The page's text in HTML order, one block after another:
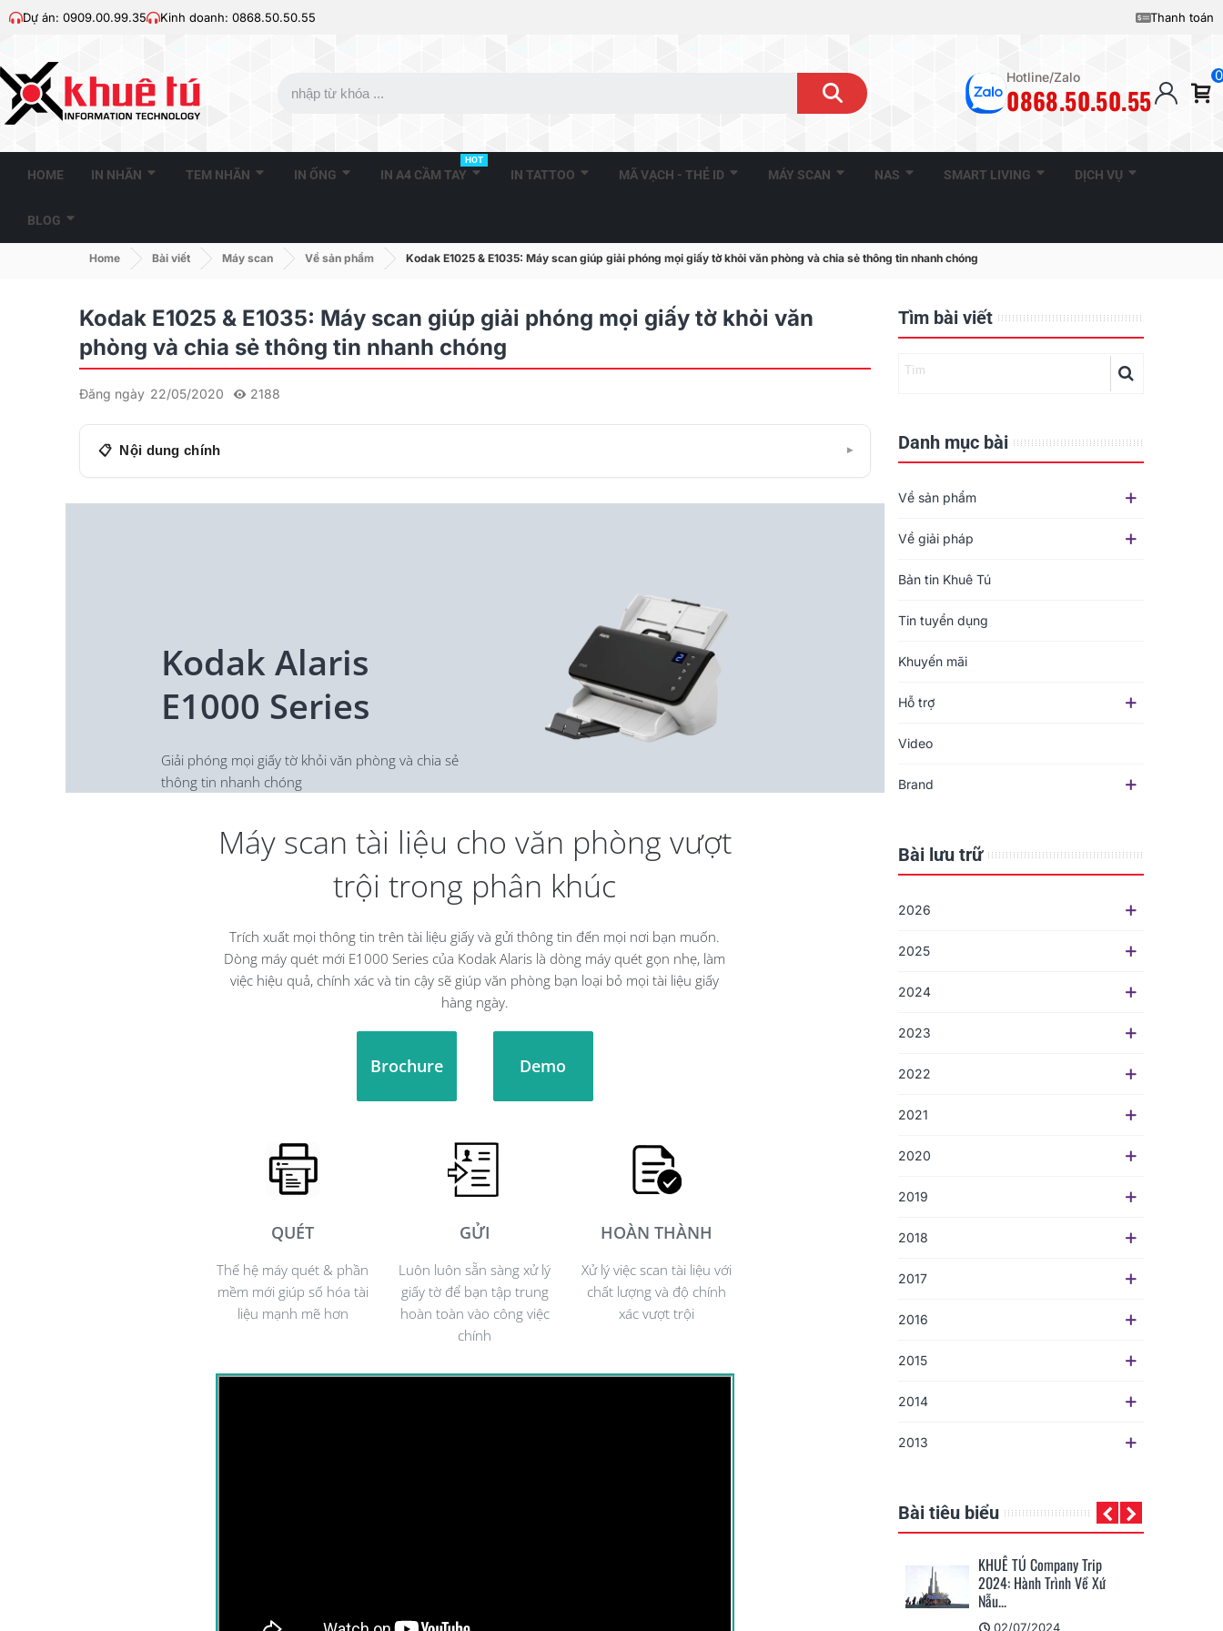
Dự án: 0909.00.99.35 Kinh doanh: 0868.50.50.55 Thanh toán
Hotline/Zalo
0868.50.50.55
0
HOME IN NHÃN TEM NHÃN IN ỐNG IN A4 CẦM TAY
HOT
IN TATTOO MÃ VẠCH - THẺ ID MÁY SCAN NAS SMART LIVING DỊCH VỤ
BLOG
Home Bài viết Máy scan Về sản phẩm Kodak E1025 & E1035: Máy scan giúp giải phóng mọi giấy tờ khỏi văn phòng và chia sẻ thông tin nhanh chóng
Tìm bài viết
Danh mục bài
Về sản phẩm
Về giải pháp
Bản tin Khuê Tú
Tin tuyển dụng
Khuyến mãi
Hỗ trợ
Video
Brand
Bài lưu trữ
2026
2025
2024
2023
2022
2021
2020
2019
2018
2017
2016
2015
2014
2013
Bài tiêu biểu
KHUÊ TÚ Company Trip
2024: Hành Trình Về Xứ
Nẫu...
02/07/2024
Kodak E1025 & E1035: Máy scan giúp giải phóng mọi giấy tờ khỏi văn
phòng và chia sẻ thông tin nhanh chóng
Đăng ngày 22/05/2020 2188
Nội dung chính ▾
HOÀN THÀNH
Công nghệ vượt trội
Khởi động cực nhanh
Alaris Smart Touch - Scan với 1 nút nhấn
Tăng năng suất làm việc
Chất lượng hình ảnh & độ chính xác tuyệt đối
07 điểm nổi bật của E1000 Series
(1) Đèn hiển thị lớn và trực quan cho phép bạn theo dõi đến 09 chế độ quét được cài đặt sẵn.
(2) Quét tài liệu nhanh chóng với tốc độ quét lên đến 35 ppm (tờ/phút), khay nạp tài liệu 40 tờ/lần nạp và khả
Kodak Alaris
E1000 Series
Giải phóng mọi giấy tờ khỏi văn phòng và chia sẻ
thông tin nhanh chóng
Máy scan tài liệu cho văn phòng vượt
trội trong phân khúc
Trích xuất mọi thông tin trên tài liệu giấy và gửi thông tin đến mọi nơi bạn muốn.
Dòng máy quét mới E1000 Series của Kodak Alaris là dòng máy quét gọn nhẹ, làm
việc hiệu quả, chính xác và tin cậy sẽ giúp văn phòng bạn loại bỏ mọi tài liệu giấy
hàng ngày.
Brochure Demo
QUÉT
Thế hệ máy quét & phần
mềm mới giúp số hóa tài
liệu mạnh mẽ hơn
GỬI
Luôn luôn sẵn sàng xử lý
giấy tờ để bạn tập trung
hoàn toàn vào công việc
chính
HOÀN THÀNH
Xử lý việc scan tài liệu với
chất lượng và độ chính
xác vượt trội